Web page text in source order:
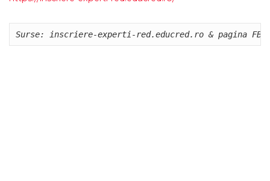
Surse: inscriere-experti-red.educred.ro & pagina FB